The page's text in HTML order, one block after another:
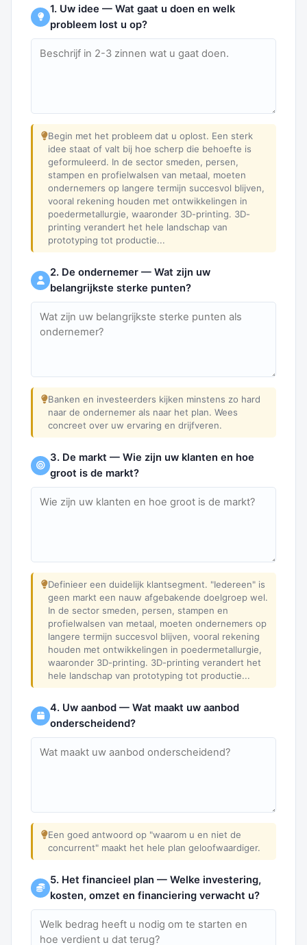
1. Uw idee — Wat gaat u doen en welk
probleem lost u op?
Begin met het probleem dat u oplost. Een sterk
idee staat of valt bij hoe scherp die behoefte is
geformuleerd. In de sector smeden, persen,
stampen en profielwalsen van metaal, moeten
ondernemers op langere termijn succesvol blijven,
vooral rekening houden met ontwikkelingen in
poedermetallurgie, waaronder 3D-printing. 3D-
printing verandert het hele landschap van
prototyping tot productie...
2. De ondernemer — Wat zijn uw
belangrijkste sterke punten?
Banken en investeerders kijken minstens zo hard
naar de ondernemer als naar het plan. Wees
concreet over uw ervaring en drijfveren.
3. De markt — Wie zijn uw klanten en hoe
groot is de markt?
Definieer een duidelijk klantsegment. "Iedereen" is
geen markt een nauw afgebakende doelgroep wel.
In de sector smeden, persen, stampen en
profielwalsen van metaal, moeten ondernemers op
langere termijn succesvol blijven, vooral rekening
houden met ontwikkelingen in poedermetallurgie,
waaronder 3D-printing. 3D-printing verandert het
hele landschap van prototyping tot productie...
4. Uw aanbod — Wat maakt uw aanbod
onderscheidend?
Een goed antwoord op "waarom u en niet de
concurrent" maakt het hele plan geloofwaardiger.
5. Het financieel plan — Welke investering,
kosten, omzet en financiering verwacht u?